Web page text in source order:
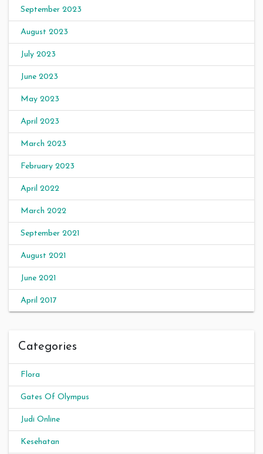
September 2023
August 2023
July 2023
June 2023
May 2023
April 2023
March 2023
February 2023
April 2022
March 2022
September 2021
August 2021
June 2021
April 2017
Categories
Flora
Gates Of Olympus
Judi Online
Kesehatan